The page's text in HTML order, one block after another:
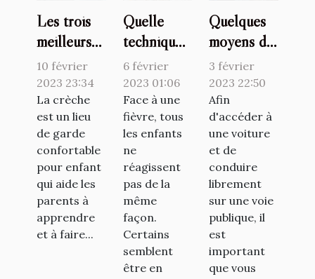
Les trois
meilleurs
jeux à
proposer
aux enfants
en crèche
10 février
2023 23:34
La crèche
est un lieu
de garde
confortable
pour enfant
qui aide les
parents à
apprendre
et à faire...
Quelle
technique
pour faire
baisser la
fièvre d’un
bébé ?
6 février
2023 01:06
Face à une
fièvre, tous
les enfants
ne
réagissent
pas de la
même
façon.
Certains
semblent
être en
Quelques
moyens de
se faire
former
pour son
permis de
conduire
3 février
2023 22:50
Afin
d'accéder à
une voiture
et de
conduire
librement
sur une voie
publique, il
est
important
que vous